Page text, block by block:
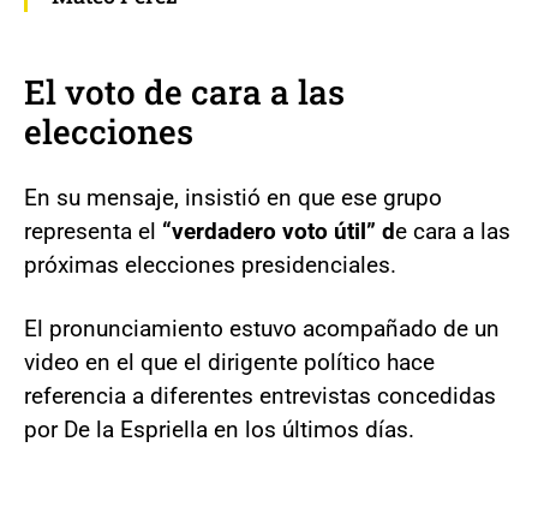
El voto de cara a las
elecciones
En su mensaje, insistió en que ese grupo
representa el “verdadero voto útil” de cara a las
próximas elecciones presidenciales.
El pronunciamiento estuvo acompañado de un
video en el que el dirigente político hace
referencia a diferentes entrevistas concedidas
por De la Espriella en los últimos días.